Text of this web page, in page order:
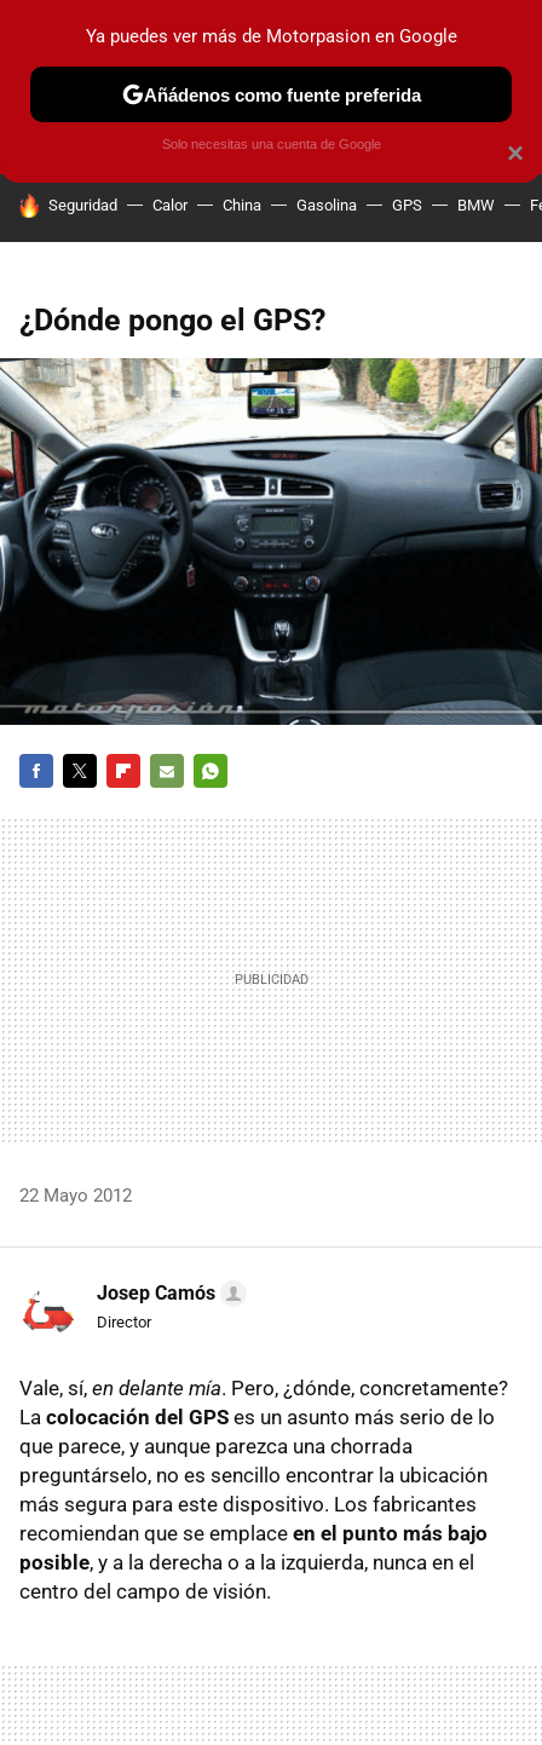
PRUEBAS COCHES ELÉCTRICOS OBSERVATORIO
HOY SE HABLA DE
Seguridad Calor China Gasolina GPS BMW
¿Dónde pongo el GPS?
MAIL
22 Mayo 2012
Josep Camós
Director
Vale, sí, en delante mía. Pero, ¿dónde, concretamente?
La colocación del GPS es un asunto más serio de lo
que parece, y aunque parezca una chorrada
preguntárselo, no es sencillo encontrar la ubicación
más segura para este dispositivo. Los fabricantes
recomiendan que se emplace en el punto más bajo
posible, y a la derecha o a la izquierda, nunca en el
centro del campo de visión.
×
Ya puedes ver más de Motorpasion en Google
Añádenos como fuente preferida
Solo necesitas una cuenta de Google